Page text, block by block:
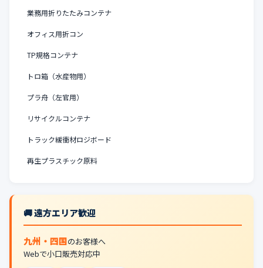
業務用折りたたみコンテナ
オフィス用折コン
TP規格コンテナ
トロ箱（水産物用）
プラ舟（左官用）
リサイクルコンテナ
トラック緩衝材ロジボード
再生プラスチック原料
🚚 遠方エリア歓迎
九州・四国のお客様へ
Webで小口販売対応中